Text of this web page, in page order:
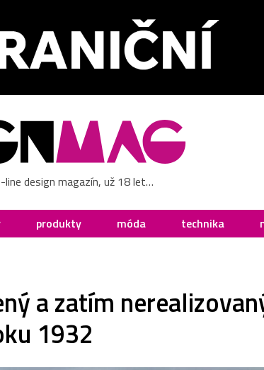
line design magazín, už 18 let…
produkty móda technika
a zatím
1932